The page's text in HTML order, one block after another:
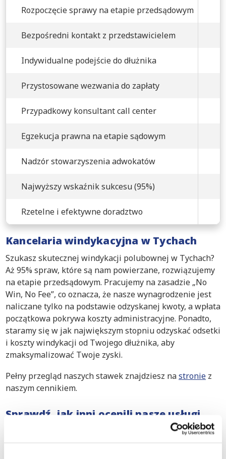
Rozpoczęcie sprawy na etapie przedsądowym
Bezpośredni kontakt z przedstawicielem
Indywidualne podejście do dłużnika
Przystosowane wezwania do zapłaty
Przypadkowy konsultant call center
Egzekucja prawna na etapie sądowym
Nadzór stowarzyszenia adwokatów
Najwyższy wskaźnik sukcesu (95%)
Rzetelne i efektywne doradztwo
Kancelaria windykacyjna w Tychach
Szukasz skutecznej windykacji polubownej w Tychach?
Aż 95% spraw, które są nam powierzane, rozwiązujemy
na etapie przedsądowym. Pracujemy na zasadzie „No
Win, No Fee”, co oznacza, że nasze wynagrodzenie jest
naliczane tylko na podstawie odzyskanej kwoty, a wpłata
początkowa pokrywa koszty administracyjne. Ponadto,
staramy się w jak największym stopniu odzyskać odsetki
i koszty windykacji od Twojego dłużnika, aby
zmaksymalizować Twoje zyski.
Pełny przegląd naszych stawek znajdziesz nastronie z
naszym cennikiem.
Sprawdź, jak inni ocenili nasze usługi